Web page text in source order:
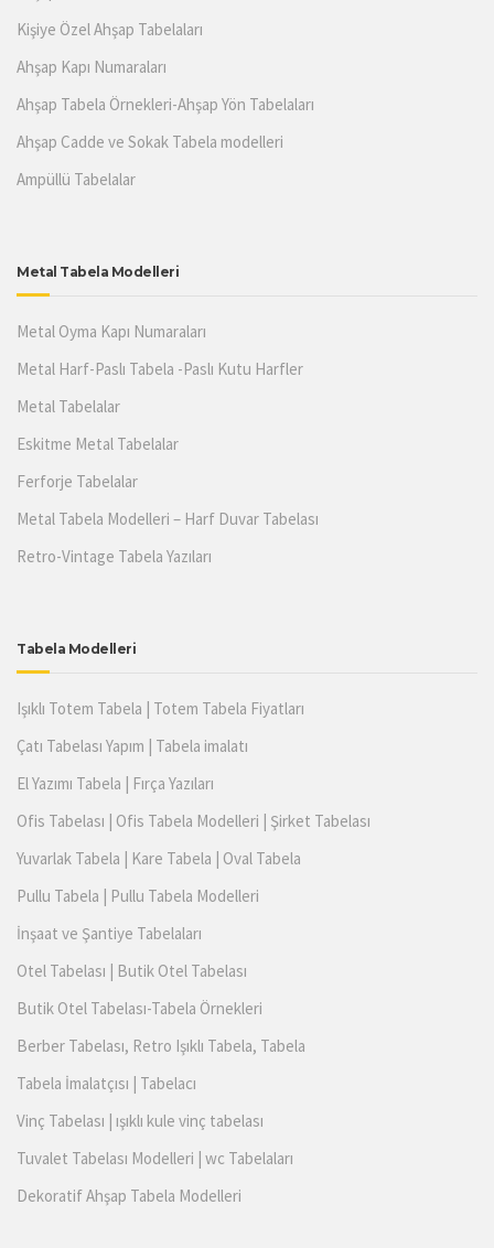
Kişiye Özel Ahşap Tabelaları
Ahşap Kapı Numaraları
Ahşap Tabela Örnekleri-Ahşap Yön Tabelaları
Ahşap Cadde ve Sokak Tabela modelleri
Ampüllü Tabelalar
Metal Tabela Modelleri
Metal Oyma Kapı Numaraları
Metal Harf-Paslı Tabela -Paslı Kutu Harfler
Metal Tabelalar
Eskitme Metal Tabelalar
Ferforje Tabelalar
Metal Tabela Modelleri – Harf Duvar Tabelası
Retro-Vintage Tabela Yazıları
Tabela Modelleri
Işıklı Totem Tabela | Totem Tabela Fiyatları
Çatı Tabelası Yapım | Tabela imalatı
El Yazımı Tabela | Fırça Yazıları
Ofis Tabelası | Ofis Tabela Modelleri | Şirket Tabelası
Yuvarlak Tabela | Kare Tabela | Oval Tabela
Pullu Tabela | Pullu Tabela Modelleri
İnşaat ve Şantiye Tabelaları
Otel Tabelası | Butik Otel Tabelası
Butik Otel Tabelası-Tabela Örnekleri
Berber Tabelası, Retro Işıklı Tabela, Tabela
Tabela İmalatçısı | Tabelacı
Vinç Tabelası | ışıklı kule vinç tabelası
Tuvalet Tabelası Modelleri | wc Tabelaları
Dekoratif Ahşap Tabela Modelleri